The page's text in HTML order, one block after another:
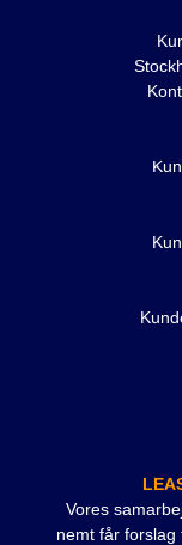
Vores
nemt får forslag